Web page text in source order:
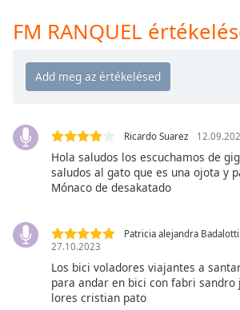
Chapters
Chapters
descriptions
off
selected
subtitles
settings,
opens
subtitles
settings
FM RANQUEL
Ricardo Suarez
Hola saludos los escuchamos de
saludos al gato que es una ojota y
Mónaco de desakatado
Patricia alejandra Badalotti
27.10.2023
Los bici voladores viajantes a
para andar en bici con fabri
lores cristian pato